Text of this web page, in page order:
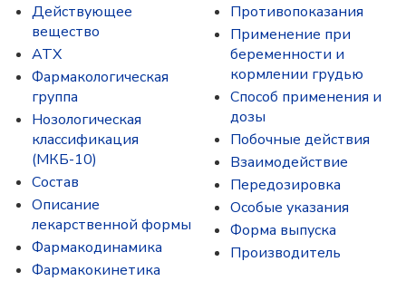
Действующее
вещество
ATX
Фармакологическая
группа
Нозологическая
классификация
(МКБ-10)
Состав
Описание
лекарственной формы
Фармакодинамика
Фармакокинетика
Противопоказания
Применение при
беременности и
кормлении грудью
Способ применения и
дозы
Побочные действия
Взаимодействие
Передозировка
Особые указания
Форма выпуска
Производитель